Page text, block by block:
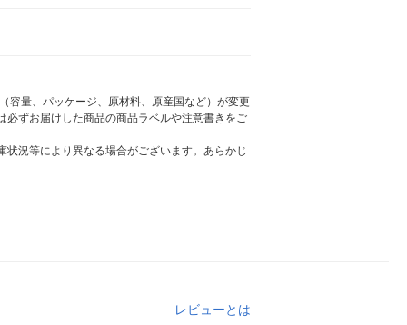
容量、パッケージ、原材料、原産国など）が変更
ずお届けした商品の商品ラベルや注意書きをご
況等により異なる場合がございます。あらかじ
レビューとは